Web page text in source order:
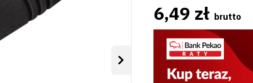
Następny
6,49 zł brutto